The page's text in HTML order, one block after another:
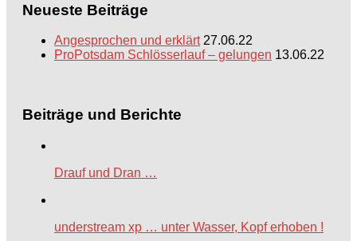
Neueste Beiträge
Angesprochen und erklärt 27.06.22
ProPotsdam Schlösserlauf – gelungen 13.06.22
Beiträge und Berichte
Drauf und Dran …
understream xp … unter Wasser, Kopf erhoben !